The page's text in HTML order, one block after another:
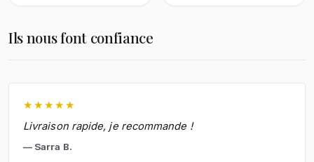
Ils nous font confiance
★ ★ ★ ★ ★
Livraison rapide, je recommande !
Sarra B.